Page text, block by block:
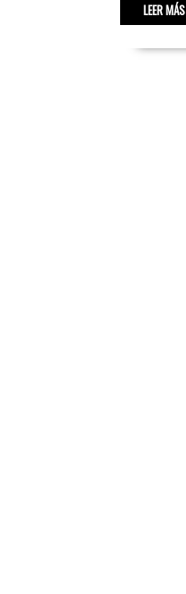
LEER MÁS